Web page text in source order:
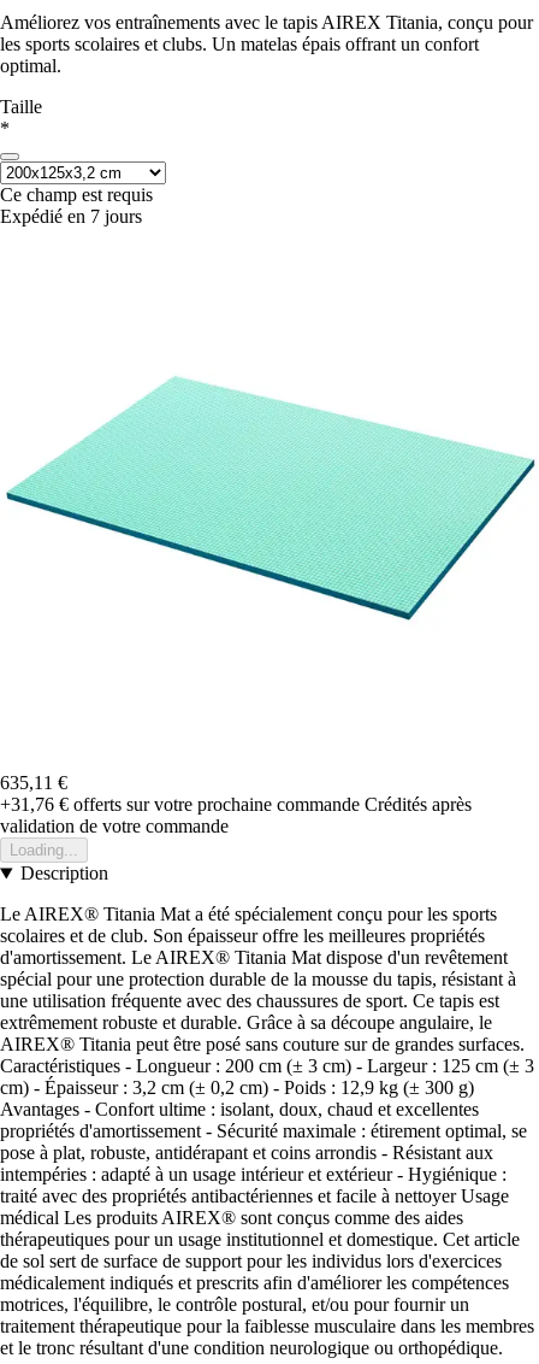
Améliorez vos entraînements avec le tapis AIREX Titania, conçu pour
les sports scolaires et clubs. Un matelas épais offrant un confort
optimal.
Taille
*
Ce champ est requis
Expédié en 7 jours
635,11 €
+31,76 € offerts sur votre prochaine commande Crédités après
validation de votre commande
Loading...
Description
Le AIREX® Titania Mat a été spécialement conçu pour les sports
scolaires et de club. Son épaisseur offre les meilleures propriétés
d'amortissement. Le AIREX® Titania Mat dispose d'un revêtement
spécial pour une protection durable de la mousse du tapis, résistant à
une utilisation fréquente avec des chaussures de sport. Ce tapis est
extrêmement robuste et durable. Grâce à sa découpe angulaire, le
AIREX® Titania peut être posé sans couture sur de grandes surfaces.
Caractéristiques - Longueur : 200 cm (± 3 cm) - Largeur : 125 cm (± 3
cm) - Épaisseur : 3,2 cm (± 0,2 cm) - Poids : 12,9 kg (± 300 g)
Avantages - Confort ultime : isolant, doux, chaud et excellentes
propriétés d'amortissement - Sécurité maximale : étirement optimal, se
pose à plat, robuste, antidérapant et coins arrondis - Résistant aux
intempéries : adapté à un usage intérieur et extérieur - Hygiénique :
traité avec des propriétés antibactériennes et facile à nettoyer Usage
médical Les produits AIREX® sont conçus comme des aides
thérapeutiques pour un usage institutionnel et domestique. Cet article
de sol sert de surface de support pour les individus lors d'exercices
médicalement indiqués et prescrits afin d'améliorer les compétences
motrices, l'équilibre, le contrôle postural, et/ou pour fournir un
traitement thérapeutique pour la faiblesse musculaire dans les membres
et le tronc résultant d'une condition neurologique ou orthopédique.